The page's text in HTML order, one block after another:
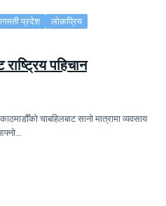
प्रदेश लोकप्रिय
पहिचान
चाबहिलबाट सानो मात्रामा व्यवसाय